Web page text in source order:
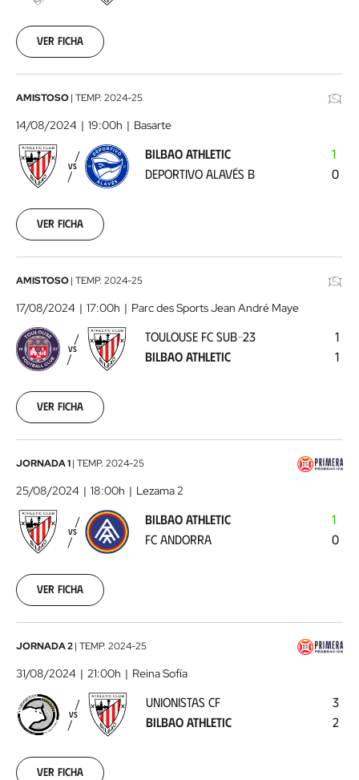
07
Ver ficha
Bilbao
Athletic
-
Deportivo
Alavés
08-
14
AMISTOSO| TEMP. 2024-25
14/08/2024 19:00h Basarte
VS
BILBAO ATHLETIC
DEPORTIVO ALAVÉS B
1
0
Ver ficha
Toulouse
FC
sub-
23
-
Athletic2024-
08-
17
AMISTOSO| TEMP. 2024-25
17/08/2024 17:00h Parc des Sports Jean André Maye
VS
TOULOUSE FC SUB-23
BILBAO ATHLETIC
1
1
Ver ficha
Bilbao
Athletic
-
FC
Andorra2024-
25
JORNADA 1| TEMP. 2024-25
25/08/2024 18:00h Lezama 2
VS
BILBAO ATHLETIC
FC ANDORRA
1
0
Ver ficha
Unionistas
CF
Bilbao
Athletic 2024-
31
JORNADA 2| TEMP. 2024-25
31/08/2024 21:00h Reina Sofía
VS
UNIONISTAS CF
BILBAO ATHLETIC
3
2
Ver ficha